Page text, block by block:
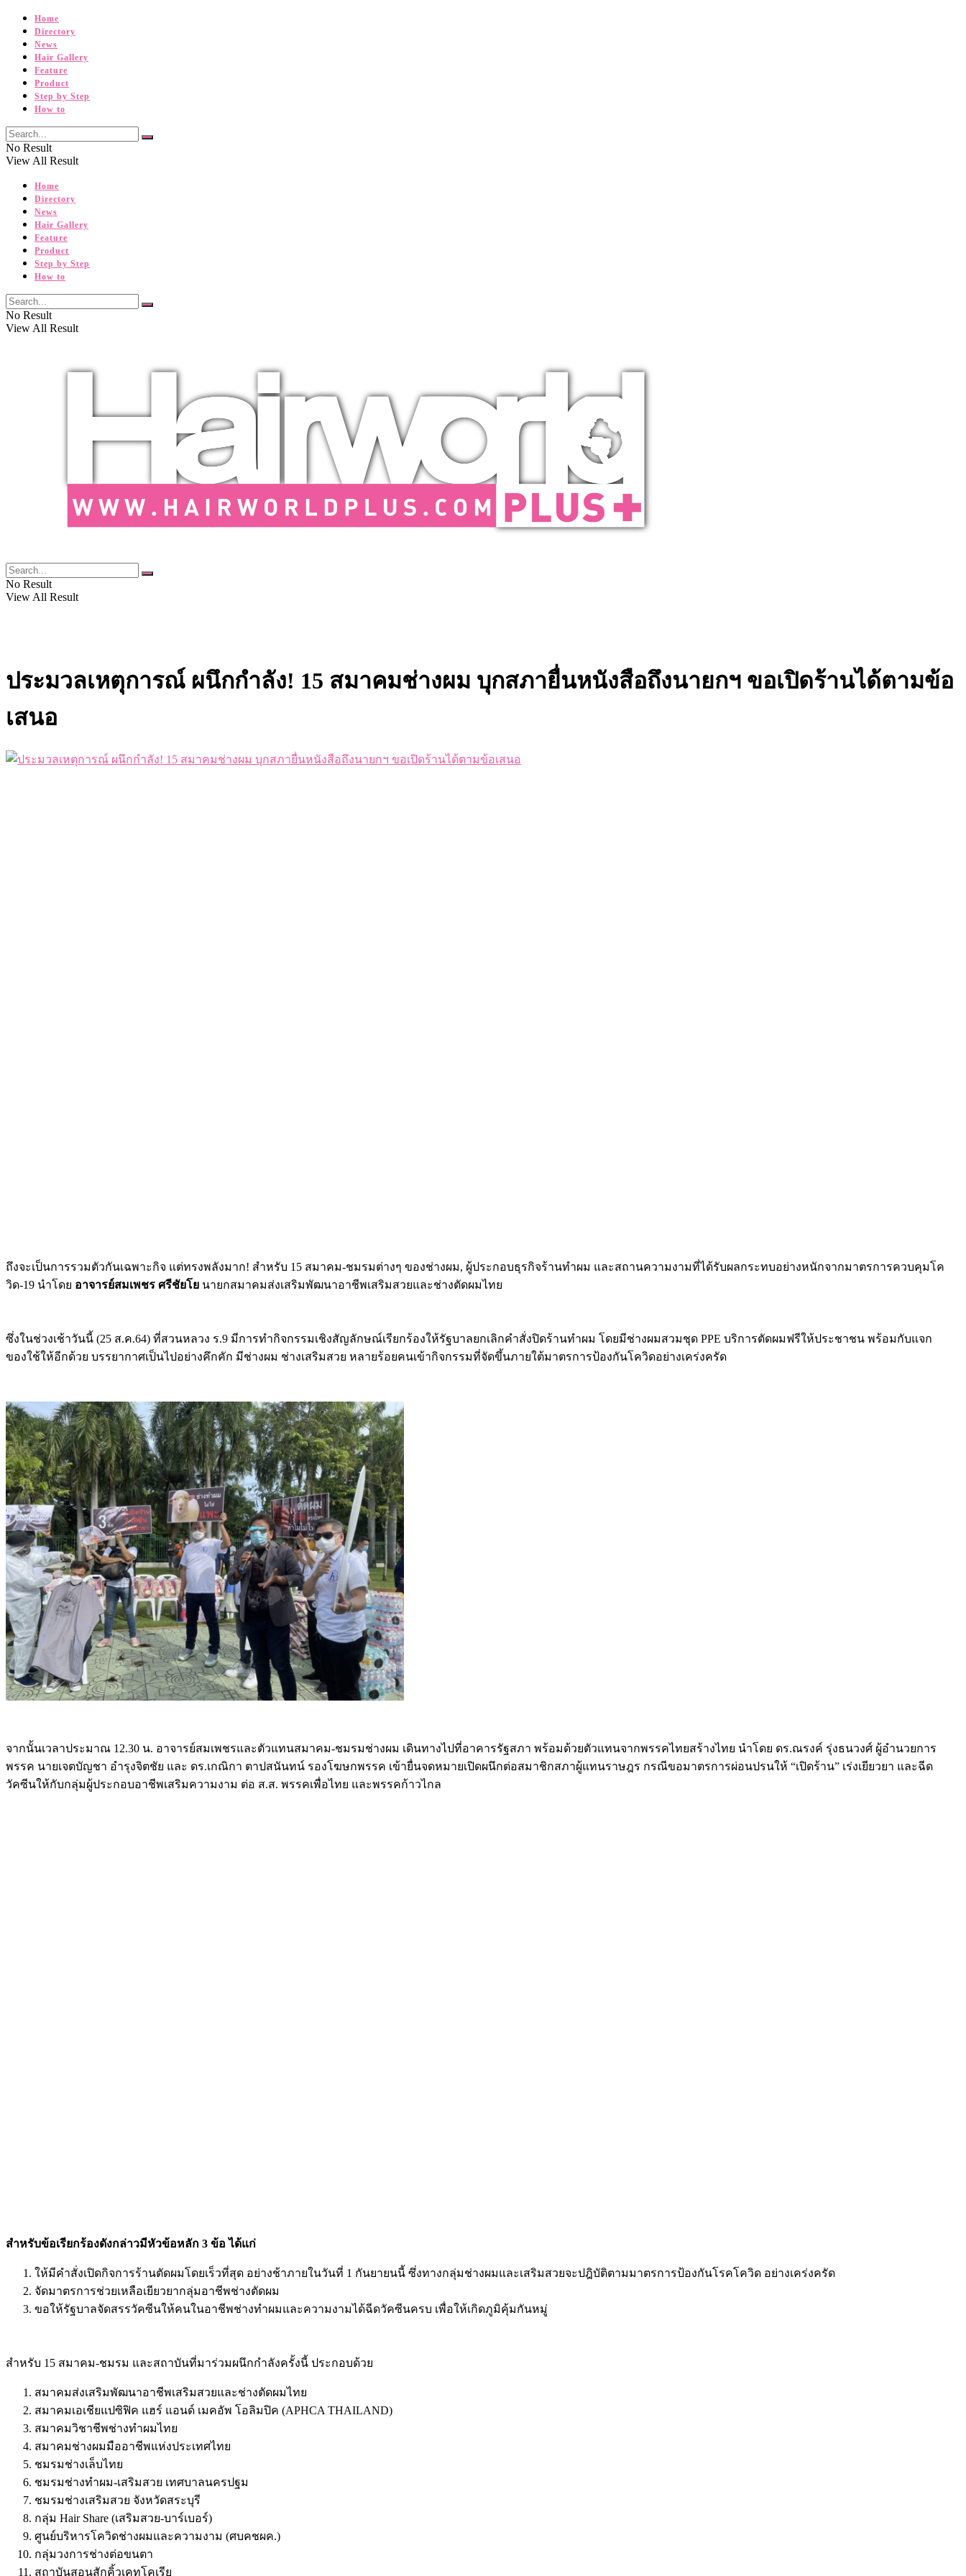
Home
Directory
News
Hair Gallery
Feature
Product
Step by Step
How to
No Result
View All Result
Home
Directory
News
Hair Gallery
Feature
Product
Step by Step
How to
No Result
View All Result
No Result
View All Result
ประมวลเหตุการณ์ ผนึกกำลัง! 15 สมาคมช่างผม บุกสภายื่นหนังสือถึงนายกฯ ขอเปิดร้านได้ตามข้อ
เสนอ
ถึงจะเป็นการรวมตัวกันเฉพาะกิจ แต่ทรงพลังมาก! สำหรับ 15 สมาคม-ชมรมต่างๆ ของช่างผม, ผู้ประกอบธุรกิจร้านทำผม และสถานความงามที่ได้รับผลกระทบอย่างหนักจากมาตรการควบคุมโค
วิด-19 นำโดย อาจารย์สมเพชร ศรีชัยโย นายกสมาคมส่งเสริมพัฒนาอาชีพเสริมสวยและช่างตัดผมไทย
ซึ่งในช่วงเช้าวันนี้ (25 ส.ค.64) ที่สวนหลวง ร.9 มีการทำกิจกรรมเชิงสัญลักษณ์เรียกร้องให้รัฐบาลยกเลิกคำสั่งปิดร้านทำผม โดยมีช่างผมสวมชุด PPE บริการตัดผมฟรีให้ประชาชน พร้อมกับแจก
ของใช้ให้อีกด้วย บรรยากาศเป็นไปอย่างคึกคัก มีช่างผม ช่างเสริมสวย หลายร้อยคนเข้ากิจกรรมที่จัดขึ้นภายใต้มาตรการป้องกันโควิดอย่างเคร่งครัด
จากนั้นเวลาประมาณ 12.30 น. อาจารย์สมเพชรและตัวแทนสมาคม-ชมรมช่างผม เดินทางไปที่อาคารรัฐสภา พร้อมด้วยตัวแทนจากพรรคไทยสร้างไทย นำโดย ดร.ณรงค์ รุ่งธนวงศ์ ผู้อำนวยการ
พรรค นายเจตบัญชา อำรุงจิตชัย และ ดร.เกณิกา ตาปสนันทน์ รองโฆษกพรรค เข้ายื่นจดหมายเปิดผนึกต่อสมาชิกสภาผู้แทนราษฎร กรณีขอมาตรการผ่อนปรนให้ “เปิดร้าน” เร่งเยียวยา และฉีด
วัคซีนให้กับกลุ่มผู้ประกอบอาชีพเสริมความงาม ต่อ ส.ส. พรรคเพื่อไทย และพรรคก้าวไกล
สำหรับข้อเรียกร้องดังกล่าวมีหัวข้อหลัก 3 ข้อ ได้แก่
ให้มีคำสั่งเปิดกิจการร้านตัดผมโดยเร็วที่สุด อย่างช้าภายในวันที่ 1 กันยายนนี้ ซึ่งทางกลุ่มช่างผมและเสริมสวยจะปฎิบัติตามมาตรการป้องกันโรคโควิด อย่างเคร่งครัด
จัดมาตรการช่วยเหลือเยียวยากลุ่มอาชีพช่างตัดผม
ขอให้รัฐบาลจัดสรรวัคซีนให้คนในอาชีพช่างทำผมและความงามได้ฉีดวัคซีนครบ เพื่อให้เกิดภูมิคุ้มกันหมู่
สำหรับ 15 สมาคม-ชมรม และสถาบันที่มาร่วมผนึกกำลังครั้งนี้ ประกอบด้วย
สมาคมส่งเสริมพัฒนาอาชีพเสริมสวยและช่างตัดผมไทย
สมาคมเอเชียแปซิฟิค แฮร์ แอนด์ เมคอัพ โอลิมปิค (APHCA THAILAND)
สมาคมวิชาชีพช่างทำผมไทย
สมาคมช่างผมมืออาชีพแห่งประเทศไทย
ชมรมช่างเล็บไทย
ชมรมช่างทำผม-เสริมสวย เทศบาลนครปฐม
ชมรมช่างเสริมสวย จังหวัดสระบุรี
กลุ่ม Hair Share (เสริมสวย-บาร์เบอร์)
ศูนย์บริหารโควิดช่างผมและความงาม (ศบคชผค.)
กลุ่มวงการช่างต่อขนตา
สถาบันสอนสักคิ้วเคทโคเรีย